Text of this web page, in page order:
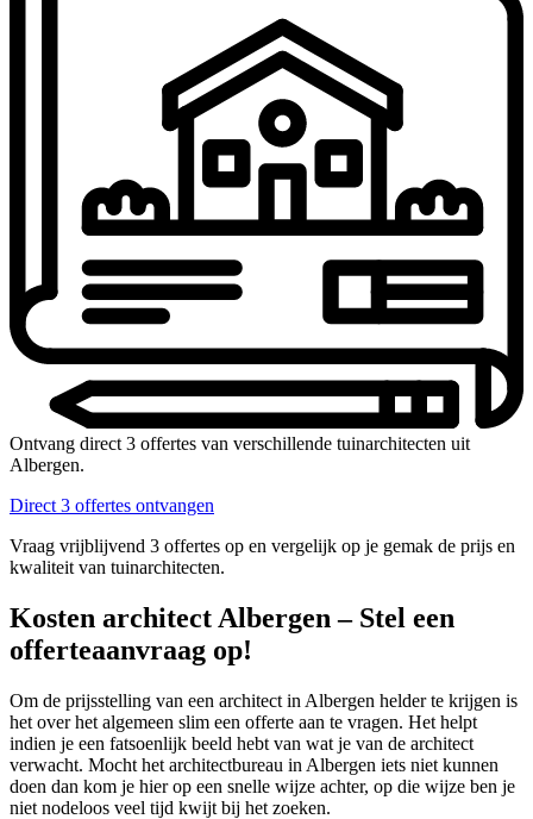
Ontvang direct 3 offertes van verschillende tuinarchitecten uit
Albergen.
Direct 3 offertes ontvangen
Vraag vrijblijvend 3 offertes op en vergelijk op je gemak de prijs en
kwaliteit van tuinarchitecten.
Kosten architect Albergen – Stel een
offerteaanvraag op!
Om de prijsstelling van een architect in Albergen helder te krijgen is
het over het algemeen slim een offerte aan te vragen. Het helpt
indien je een fatsoenlijk beeld hebt van wat je van de architect
verwacht. Mocht het architectbureau in Albergen iets niet kunnen
doen dan kom je hier op een snelle wijze achter, op die wijze ben je
niet nodeloos veel tijd kwijt bij het zoeken.